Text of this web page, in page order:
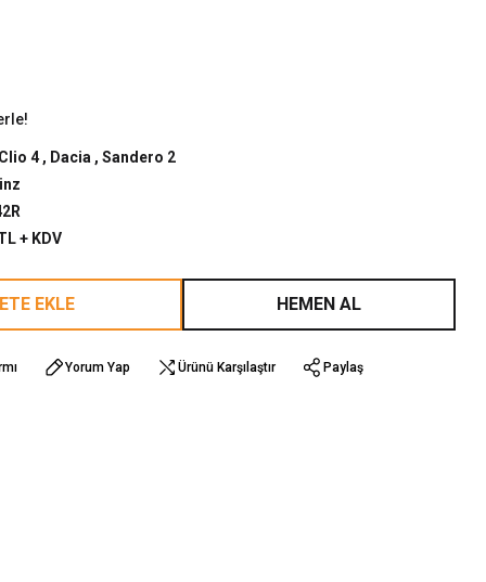
Clio 4 , Dacia , Sandero 2
+ KDV
EKLE HEMEN AL
Yorum Yap Ürünü Karşılaştır Paylaş